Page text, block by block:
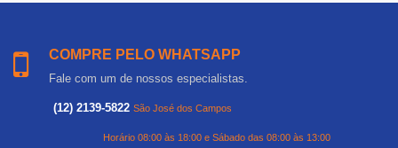
COMPRE PELO WHATSAPP
Fale com um de nossos especialistas.
(12) 2139-5822 São José dos Campos
Horário 08:00 às 18:00 e Sábado das 08:00 às 13:00